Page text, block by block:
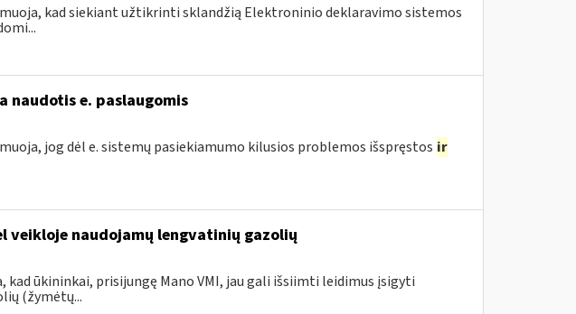
kad siekiant užtikrinti sklandžią Elektroninio deklaravimo sistemos
naudotis e. paslaugomis
jog dėl e. sistemų pasiekiamumo kilusios problemos išspręstos ir
veikloje naudojamų lengvatinių gazolių
kad ūkininkai, prisijungę Mano VMI, jau gali išsiimti leidimus įsigyti
(žymėtų...